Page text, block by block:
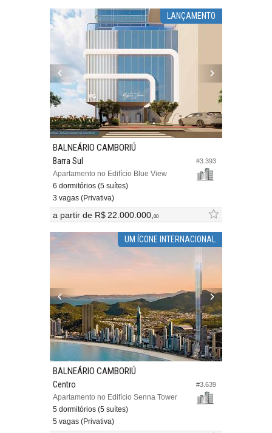
LANÇAMENTO
#3.393
BALNEÁRIO CAMBORIÚ
Barra Sul
Apartamento no Edifício Blue View
6 dormitórios (5 suítes)
3 vagas (Privativa)
a partir de R$ 22.000.000,00
UM ÍCONE INTERNACIONAL
#3.639
BALNEÁRIO CAMBORIÚ
Centro
Apartamento no Edifício Senna Tower
5 dormitórios (5 suítes)
5 vagas (Privativa)